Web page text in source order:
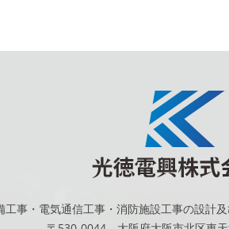
工事・電気通信工事・消防施設工事の設計